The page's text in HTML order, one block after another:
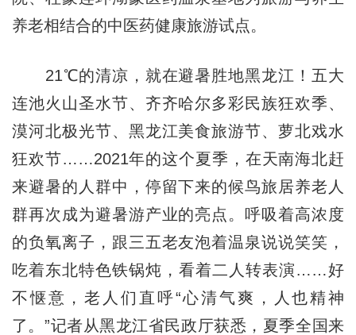
养老相结合的中医药健康旅游试点。
21℃的清凉，就在避暑胜地黑龙江！五大
连池火山圣水节、齐齐哈尔多彩民族狂欢季、
漠河北极光节、黑龙江美食旅游节、萝北戏水
狂欢节……2021年的这个夏季，在天南海北赶
来避暑的人群中，停留下来的候鸟旅居养老人
群再次成为避暑游产业的亮点。呼吸着高浓度
的负氧离子，跟三五老友泡着温泉说说笑笑，
吃着东北特色铁锅炖，看着二人转表演……好
不惬意，老人们直呼“心清气爽，人也精神
了。”记者从黑龙江省民政厅获悉，夏季全国来